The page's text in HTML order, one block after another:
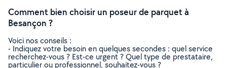
Comment bien choisir un poseur de parquet à
Besançon ?
Voici nos conseils :
- Indiquez votre besoin en quelques secondes : quel service
recherchez-vous ? Est-ce urgent ? Quel type de prestataire,
particulier ou professionnel, souhaitez-vous ?